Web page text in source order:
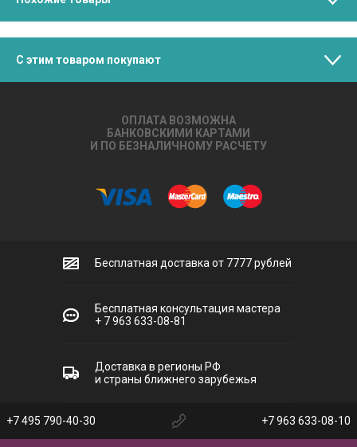
С этим товаром покупают
ОПЛАТА ВОЗМОЖНА
БАНКОВСКИМИ КАРТАМИ
И ПО БЕЗНАЛИЧНОМУ РАСЧЕТУ
Бесплатная доставка от 7777 рублей
Бесплатная консультация мастера
+ 7 963 633-08-81
Доставка в регионы РФ
и страны ближнего зарубежья
+7 495 790-40-30 +7 963 633-08-10